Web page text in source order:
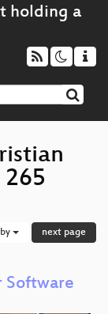
next page
Software